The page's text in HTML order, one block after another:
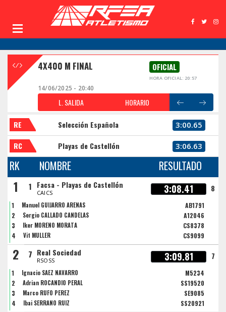
4X400 M FINAL OFICIAL
HORA OFICIAL: 20:57
14/06/2025 - 20:40
L. SALIDA HORARIO
RE Selección Española 3:00.65
RC Playas de Castellón 3:06.63
RK NOMBRE RESULTADO
1 1 Facsa - Playas de Castellón
CAICS 3:08.41 8
1 Manuel GUIJARRO ARENAS
AB1791
2
Sergio CALLADO CANDELAS
A12046
3
Iker MORENO MORATA
CS8378
4
Vit MULLER CS9099
2 7 Real Sociedad
RSOSS 3:09.81 7
1 Ignacio SAEZ NAVARRO
M5234
2
Adrian ROCANDIO PERAL
SS19520
3
Marco RUFO PEREZ
SE9085
4
Ibai SERRANO RUIZ SS20921